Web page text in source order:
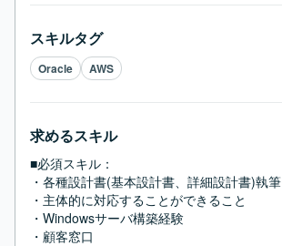
スキルタグ
Oracle AWS
求めるスキル
■必須スキル：
・各種設計書(基本設計書、詳細設計書)執筆
・主体的に対応することができること
・Windowsサーバ構築経験
・顧客窓口